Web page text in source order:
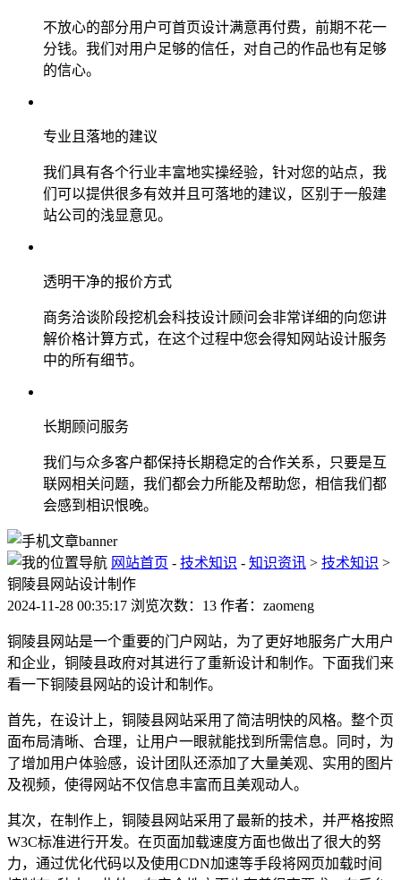
不放心的部分用户可首页设计满意再付费，前期不花一
分钱。我们对用户足够的信任，对自己的作品也有足够
的信心。
专业且落地的建议
我们具有各个行业丰富地实操经验，针对您的站点，我
们可以提供很多有效并且可落地的建议，区别于一般建
站公司的浅显意见。
透明干净的报价方式
商务洽谈阶段挖机会科技设计顾问会非常详细的向您讲
解价格计算方式，在这个过程中您会得知网站设计服务
中的所有细节。
长期顾问服务
我们与众多客户都保持长期稳定的合作关系，只要是互
联网相关问题，我们都会力所能及帮助您，相信我们都
会感到相识恨晚。
网站首页 - 技术知识 - 知识资讯 > 技术知识 >
铜陵县网站设计制作
2024-11-28 00:35:17 浏览次数：13 作者：zaomeng
铜陵县网站是一个重要的门户网站，为了更好地服务广大用户
和企业，铜陵县政府对其进行了重新设计和制作。下面我们来
看一下铜陵县网站的设计和制作。
首先，在设计上，铜陵县网站采用了简洁明快的风格。整个页
面布局清晰、合理，让用户一眼就能找到所需信息。同时，为
了增加用户体验感，设计团队还添加了大量美观、实用的图片
及视频，使得网站不仅信息丰富而且美观动人。
其次，在制作上，铜陵县网站采用了最新的技术，并严格按照
W3C标准进行开发。在页面加载速度方面也做出了很大的努
力，通过优化代码以及使用CDN加速等手段将网页加载时间